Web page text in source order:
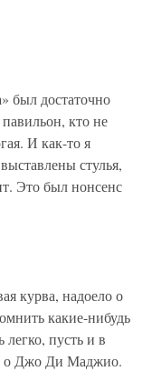
был достаточно
кто не
И как-то я
стулья,
Это был нонсенс
курва, надоело о
какие-нибудь
легко, пусть и в
о Джо Ди Маджио.